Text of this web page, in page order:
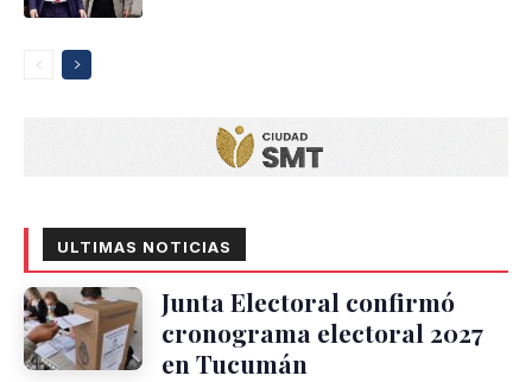
ULTIMAS NOTICIAS
Junta Electoral confirmó
cronograma electoral 2027
en Tucumán